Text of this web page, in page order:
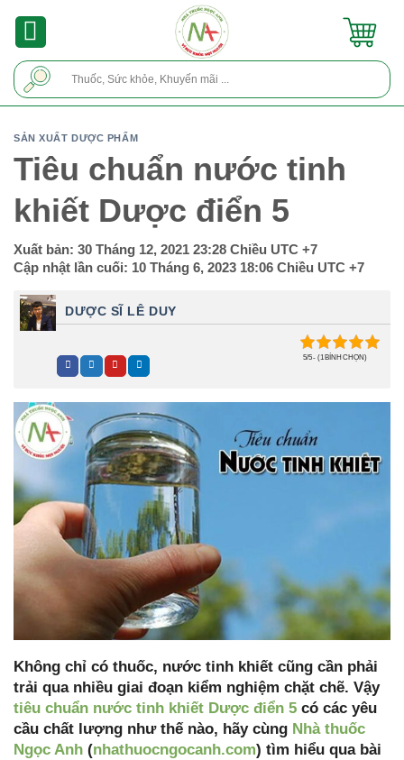
SẢN XUẤT DƯỢC PHẨM
Tiêu chuẩn nước tinh
khiết Dược điển 5
Xuất bản: 30 Tháng 12, 2021 23:28 Chiều UTC +7
Cập nhật lần cuối: 10 Tháng 6, 2023 18:06 Chiều UTC +7
DƯỢC SĨ LÊ DUY
5/5 - (1 BÌNH CHỌN)
Không chỉ có thuốc, nước tinh khiết cũng cần phải
trải qua nhiều giai đoạn kiểm nghiệm chặt chẽ. Vậy
tiêu chuẩn nước tinh khiết Dược điển 5 có các yêu
cầu chất lượng như thế nào, hãy cùng Nhà thuốc
Ngọc Anh (nhathuocngocanh.com) tìm hiểu qua bài